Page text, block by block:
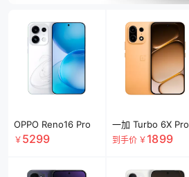
OPPO Reno16 Pro
￥ 5299
一加 Turbo 6X Pro
到手价 ￥ 1899